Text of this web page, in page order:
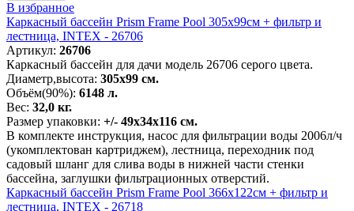
В избранное
Каркасный бассейн Prism Frame Pool 305х99см + фильтр и
лестница, INTEX - 26706
Артикул: 26706
Каркасный бассейн для дачи модель 26706 серого цвета.
Диаметр,высота: 305х99 см.
Объём(90%): 6148 л.
Вес: 32,0 кг.
Размер упаковки: +/- 49х34х116 см.
В комплекте инструкция, насос для фильтрации воды 2006л/ч
(укомплектован картриджем), лестница, переходник под
садовый шланг для слива воды в нижней части стенки
бассейна, заглушки фильтрационных отверстий.
Каркасный бассейн Prism Frame Pool 366х122см + фильтр и
лестница, INTEX - 26718